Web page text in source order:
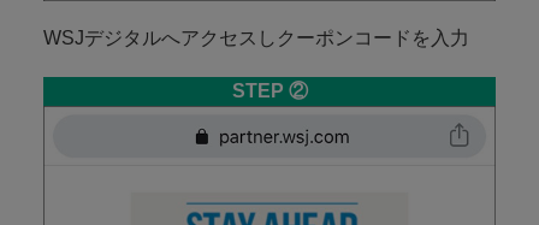
WSJデジタルへアクセスしクーポンコードを入力
STEP ②